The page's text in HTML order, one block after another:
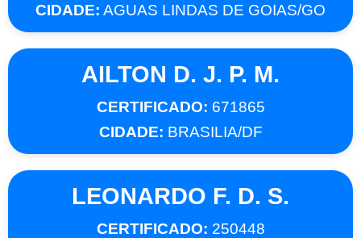
CIDADE: AGUAS LINDAS DE GOIAS/GO
AILTON D. J. P. M.
CERTIFICADO: 671865
CIDADE: BRASILIA/DF
LEONARDO F. D. S.
CERTIFICADO: 250448